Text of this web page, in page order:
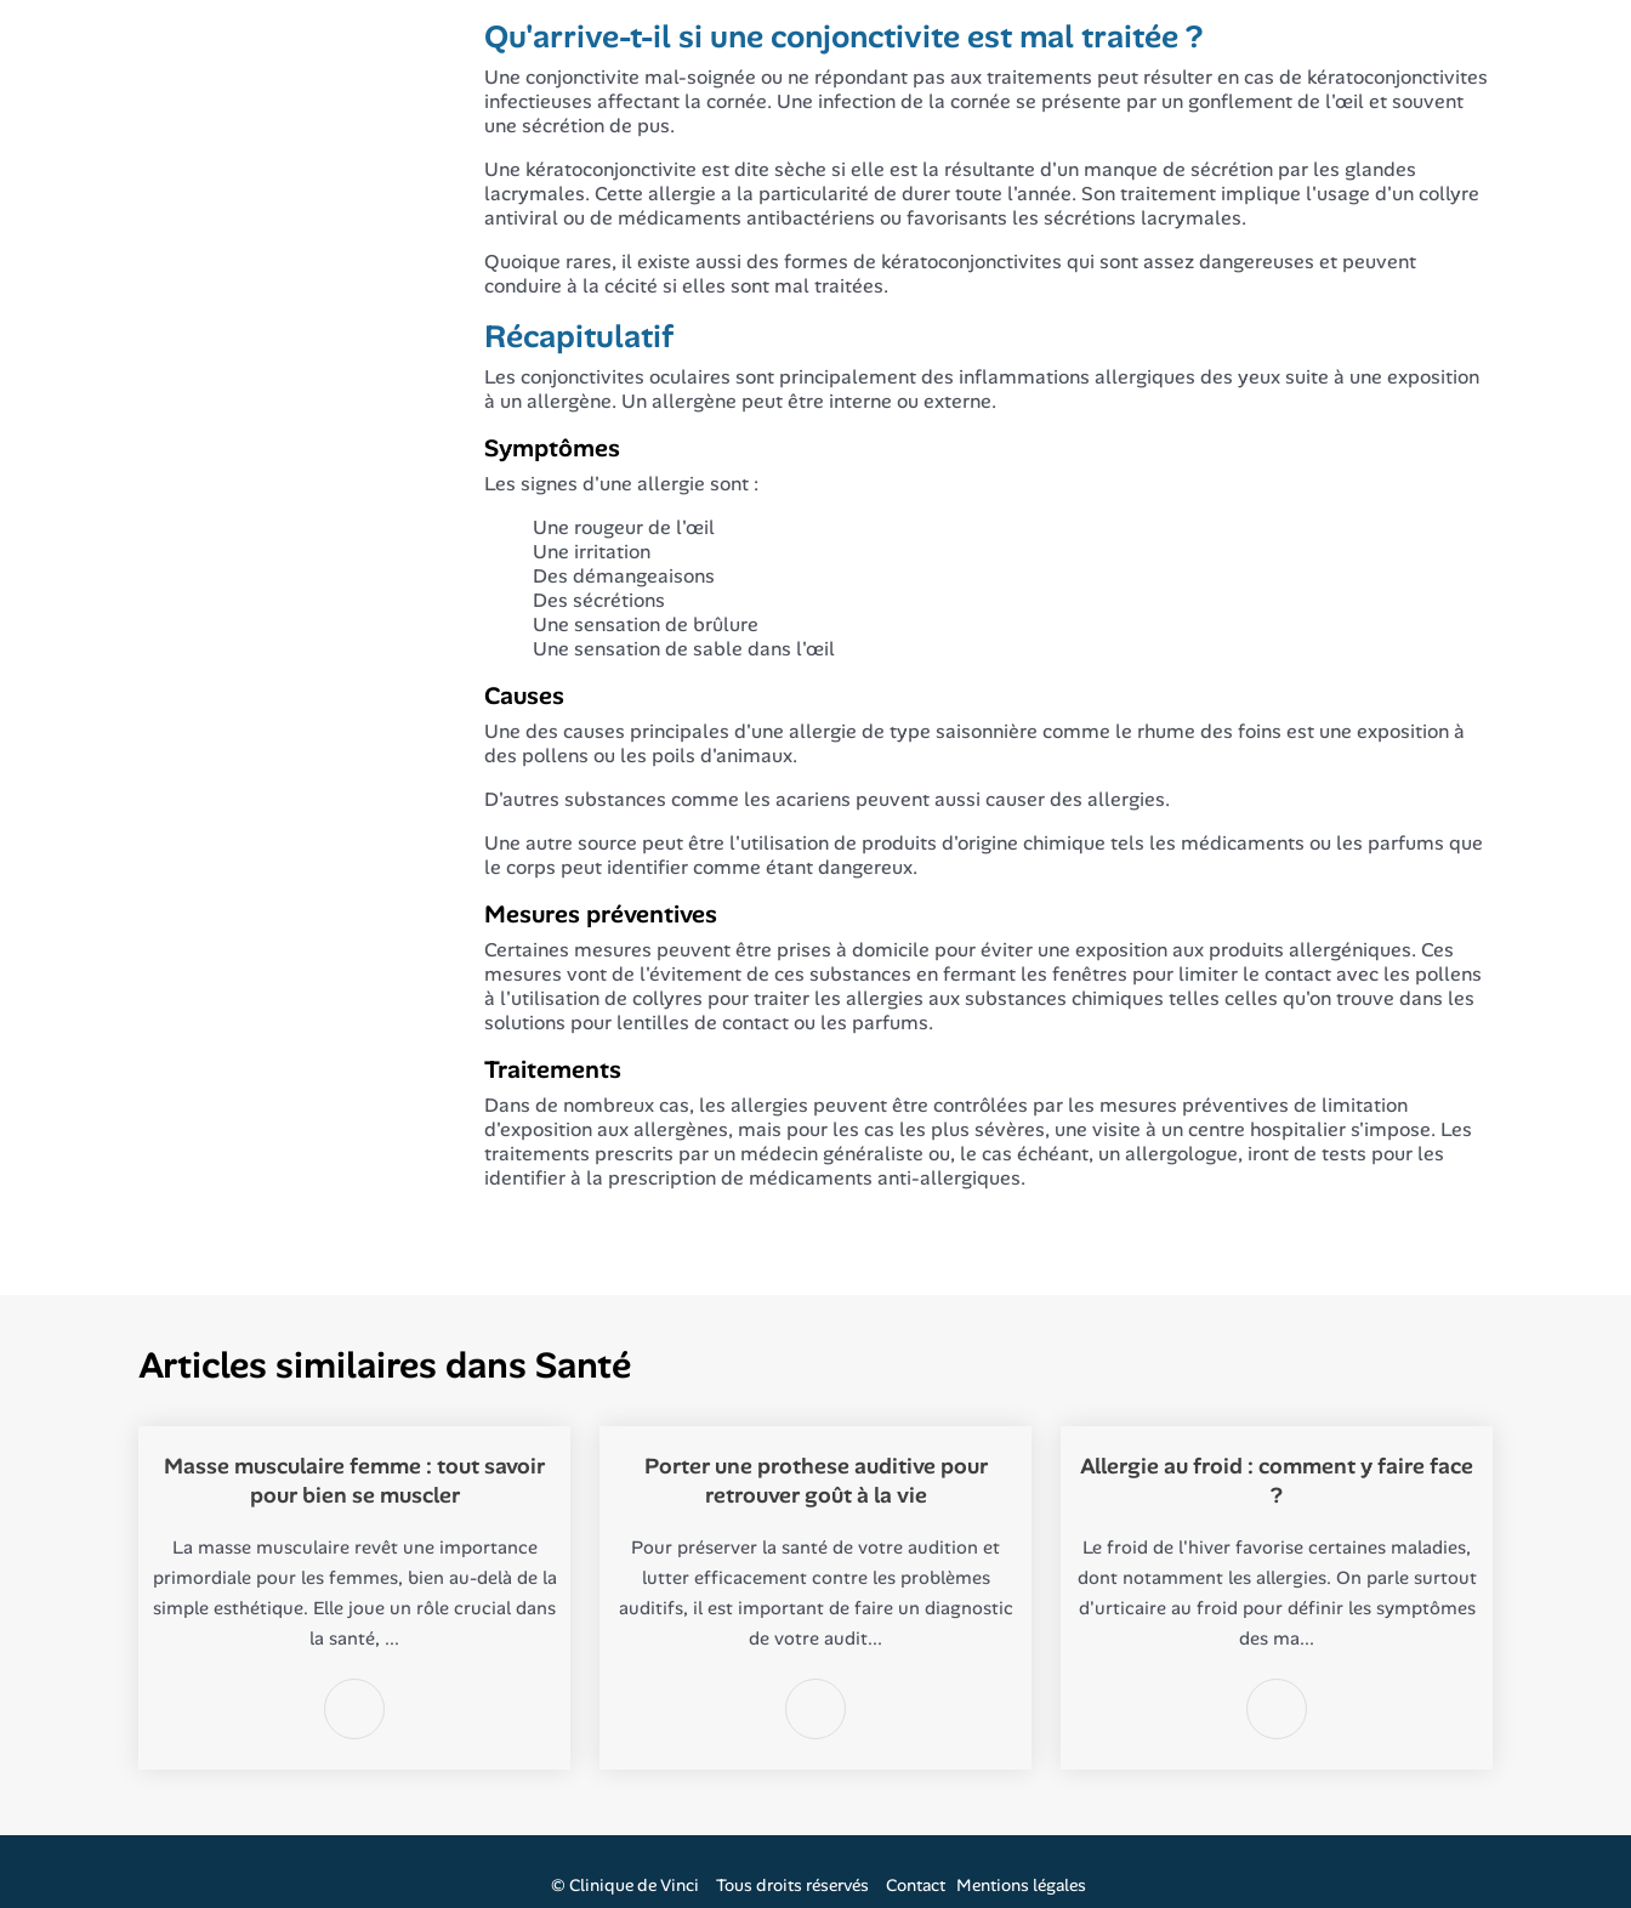
Qu'arrive-t-il si une conjonctivite est mal traitée ?
Une conjonctivite mal-soignée ou ne répondant pas aux traitements peut résulter en cas de kératoconjonctivites
infectieuses affectant la cornée. Une infection de la cornée se présente par un gonflement de l'œil et souvent
une sécrétion de pus.
Une kératoconjonctivite est dite sèche si elle est la résultante d'un manque de sécrétion par les glandes
lacrymales. Cette allergie a la particularité de durer toute l'année. Son traitement implique l'usage d'un collyre
antiviral ou de médicaments antibactériens ou favorisants les sécrétions lacrymales.
Quoique rares, il existe aussi des formes de kératoconjonctivites qui sont assez dangereuses et peuvent
conduire à la cécité si elles sont mal traitées.
Récapitulatif
Les conjonctivites oculaires sont principalement des inflammations allergiques des yeux suite à une exposition
à un allergène. Un allergène peut être interne ou externe.
Symptômes
Les signes d'une allergie sont :
Une rougeur de l'œil
Une irritation
Des démangeaisons
Des sécrétions
Une sensation de brûlure
Une sensation de sable dans l'œil
Causes
Une des causes principales d'une allergie de type saisonnière comme le rhume des foins est une exposition à
des pollens ou les poils d'animaux.
D'autres substances comme les acariens peuvent aussi causer des allergies.
Une autre source peut être l'utilisation de produits d'origine chimique tels les médicaments ou les parfums que
le corps peut identifier comme étant dangereux.
Mesures préventives
Certaines mesures peuvent être prises à domicile pour éviter une exposition aux produits allergéniques. Ces
mesures vont de l'évitement de ces substances en fermant les fenêtres pour limiter le contact avec les pollens
à l'utilisation de collyres pour traiter les allergies aux substances chimiques telles celles qu'on trouve dans les
solutions pour lentilles de contact ou les parfums.
Traitements
Dans de nombreux cas, les allergies peuvent être contrôlées par les mesures préventives de limitation
d'exposition aux allergènes, mais pour les cas les plus sévères, une visite à un centre hospitalier s'impose. Les
traitements prescrits par un médecin généraliste ou, le cas échéant, un allergologue, iront de tests pour les
identifier à la prescription de médicaments anti-allergiques.
Articles similaires dans Santé
Masse musculaire femme : tout savoir
pour bien se muscler
La masse musculaire revêt une importance
primordiale pour les femmes, bien au-delà de la
simple esthétique. Elle joue un rôle crucial dans
la santé, ...
Porter une prothese auditive pour
retrouver goût à la vie
Pour préserver la santé de votre audition et
lutter efficacement contre les problèmes
auditifs, il est important de faire un diagnostic
de votre audit...
Allergie au froid : comment y faire face
?
Le froid de l'hiver favorise certaines maladies,
dont notamment les allergies. On parle surtout
d'urticaire au froid pour définir les symptômes
des ma...
© Clinique de Vinci Tous droits réservés Contact Mentions légales